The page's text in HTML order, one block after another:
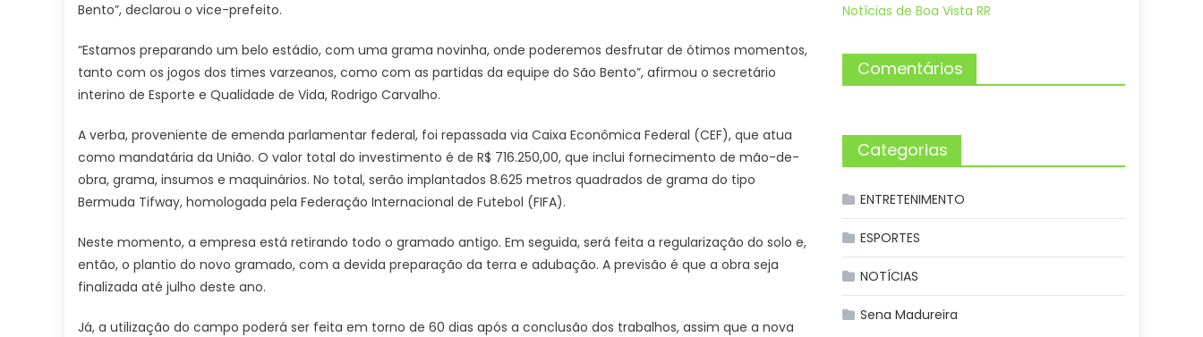
Bento”, declarou o vice-prefeito.
“Estamos preparando um belo estádio, com uma grama novinha, onde poderemos desfrutar de ótimos momentos,
tanto com os jogos dos times varzeanos, como com as partidas da equipe do São Bento”, afirmou o secretário
interino de Esporte e Qualidade de Vida, Rodrigo Carvalho.
A verba, proveniente de emenda parlamentar federal, foi repassada via Caixa Econômica Federal (CEF), que atua
como mandatária da União. O valor total do investimento é de R$ 716.250,00, que inclui fornecimento de mão-de-
obra, grama, insumos e maquinários. No total, serão implantados 8.625 metros quadrados de grama do tipo
Bermuda Tifway, homologada pela Federação Internacional de Futebol (FIFA).
Neste momento, a empresa está retirando todo o gramado antigo. Em seguida, será feita a regularização do solo e,
então, o plantio do novo gramado, com a devida preparação da terra e adubação. A previsão é que a obra seja
finalizada até julho deste ano.
Já, a utilização do campo poderá ser feita em torno de 60 dias após a conclusão dos trabalhos, assim que a nova
Notícias de Boa Vista RR
Comentários
Categorias
ENTRETENIMENTO
ESPORTES
NOTÍCIAS
Sena Madureira